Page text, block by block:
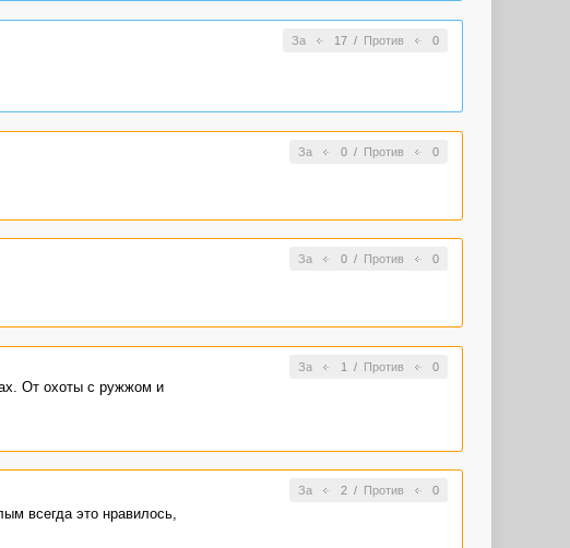
За 17/ Против 0
За 0/ Против 0
За 0/ Против 0
За 1 / Против 0
От охоты с ружжом и
За 2/ Против 0
всегда это нравилось,